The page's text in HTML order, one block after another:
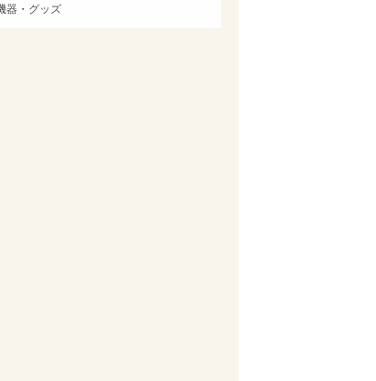
器・グッズ